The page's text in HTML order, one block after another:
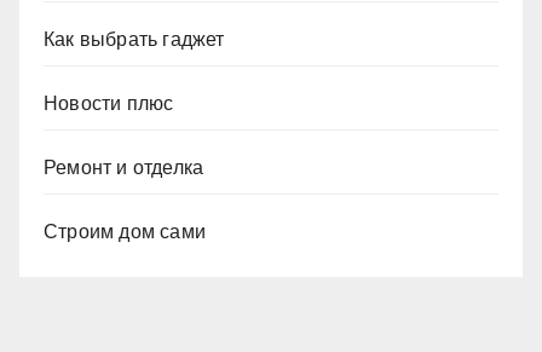
Как выбрать гаджет
Новости плюс
Ремонт и отделка
Строим дом сами